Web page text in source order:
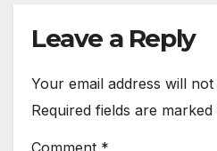
Leave a Reply
Your email address will
Required fields are marked